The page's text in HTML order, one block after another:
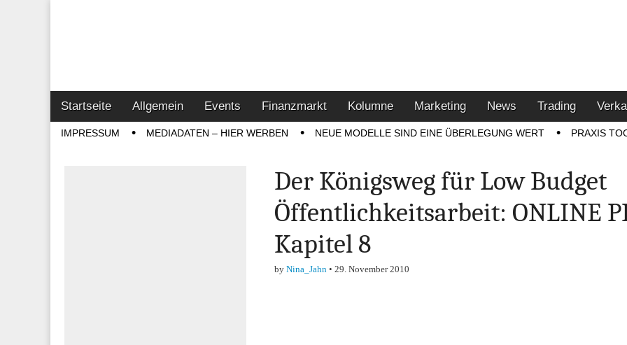
Main
menu
Skip
to
content
Startseite Allgemein Events Finanzmarkt Kolumne Marketing News Trading
SubIMPRESSUM MEDIADATEN – HIER WERBEN NEUE MODELLE SIND EINE ÜBERLEGUNG WERT PRAXIS
Der Königsweg für Low Budget
Öffentlichkeitsarbeit: ONLINE
Kapitel 8
by Nina_Jahn • 29. November 2010